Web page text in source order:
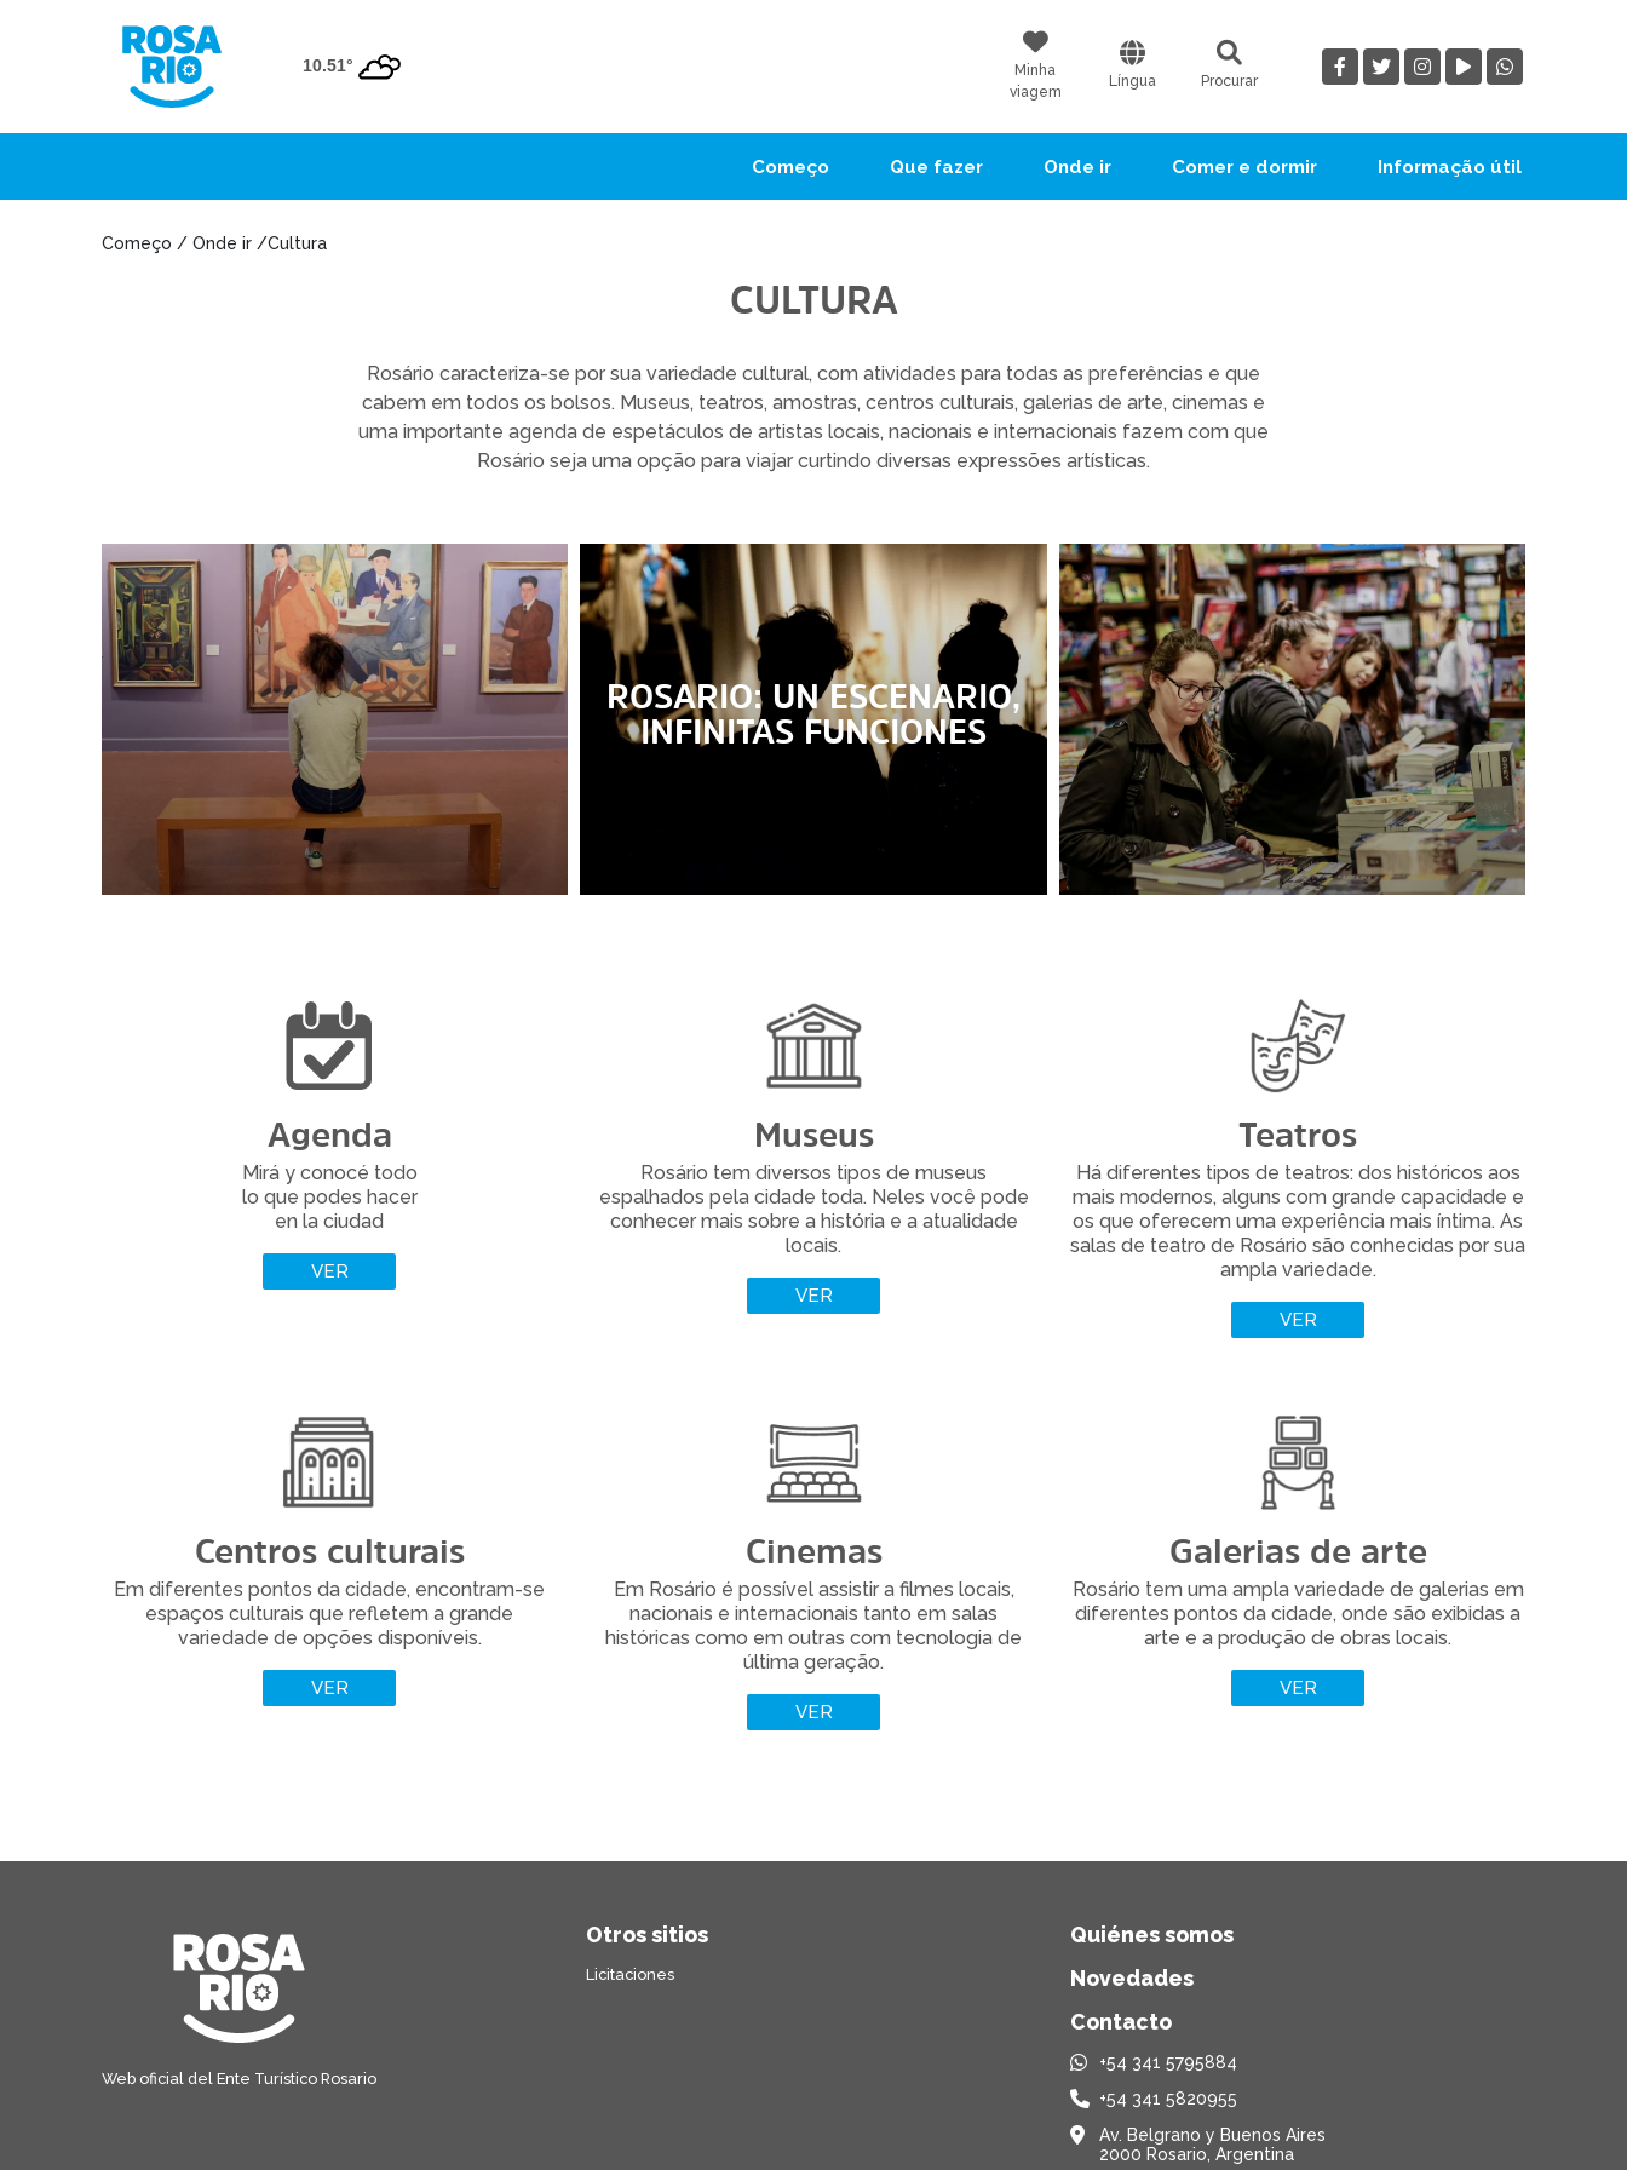
10.51°
Minha
viagem
Língua Procurar
Começo Que fazer Onde ir Comer e dormir Informação útil
Começo / Onde ir /Cultura
CULTURA
Rosário caracteriza-se por sua variedade cultural, com atividades para todas as preferências e que
cabem em todos os bolsos. Museus, teatros, amostras, centros culturais, galerias de arte, cinemas e
uma importante agenda de espetáculos de artistas locais, nacionais e internacionais fazem com que
Rosário seja uma opção para viajar curtindo diversas expressões artísticas.
LER MAIS
ROSARIO: UN ESCENARIO,
INFINITAS FUNCIONES
Rosario es reconocida por ser un semillero de
artistas de todos los géneros y estilos.
LER MAIS LER MAIS
Agenda
Mirá y conocé todo
lo que podes hacer
en la ciudad
VER
Museus
Rosário tem diversos tipos de museus
espalhados pela cidade toda. Neles você pode
conhecer mais sobre a história e a atualidade
locais.
VER
Teatros
Há diferentes tipos de teatros: dos históricos aos
mais modernos, alguns com grande capacidade e
os que oferecem uma experiência mais íntima. As
salas de teatro de Rosário são conhecidas por sua
ampla variedade.
VER
Centros culturais
Em diferentes pontos da cidade, encontram-se
espaços culturais que refletem a grande
variedade de opções disponíveis.
VER
Cinemas
Em Rosário é possível assistir a filmes locais,
nacionais e internacionais tanto em salas
históricas como em outras com tecnologia de
última geração.
VER
Galerias de arte
Rosário tem uma ampla variedade de galerias em
diferentes pontos da cidade, onde são exibidas a
arte e a produção de obras locais.
VER
Web oficial del Ente Turístico Rosario
Otros sitios
Licitaciones
Quiénes somos
Novedades
Contacto
+54 341 5795884
+54 341 5820955
Av. Belgrano y Buenos Aires
2000 Rosario, Argentina